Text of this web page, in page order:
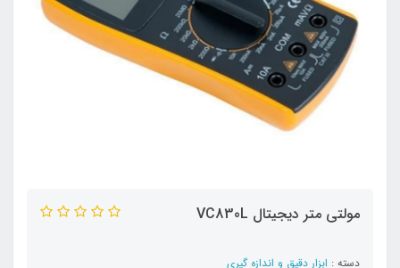
مولتی متر دیجیتال VC830L
دسته : ابزار دقیق و اندازه گیری